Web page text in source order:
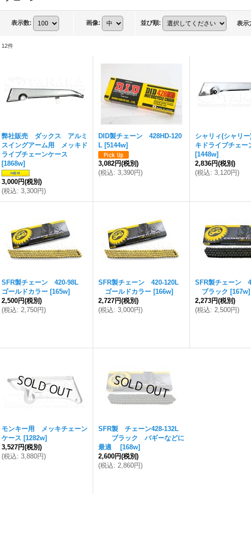
表示数: 画像: 並び順: 表示
12件
弊社販売 ダックス アルミ
スイングアーム用 メッキド
ライブチェーンケース
[1868w]
3,000円(税別)
(税込: 3,300円)
DID製チェーン 428HD-120
L [5144w]
3,082円(税別)
(税込: 3,390円)
シャリィ(シャリ
キドライブチェー
[1448w]
2,836円(税別)
(税込: 3,120円)
SFR製チェーン 420-98L
ゴールドカラー [165w]
2,500円(税別)
(税込: 2,750円)
SFR製チェーン 420-120L
ゴールドカラー [166w]
2,727円(税別)
(税込: 3,000円)
SFR製チェーン
ブラック [167w]
2,273円(税別)
(税込: 2,500円)
モンキー用 メッキチェーン
ケース [1282w]
3,527円(税別)
(税込: 3,880円)
SFR製 チェーン428-132L
ブラック バギーなどに
最適
[168w]
2,600円(税別)
(税込: 2,860円)